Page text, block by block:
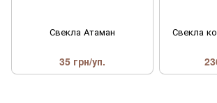
Свекла Атаман
35 грн/уп.
Свекла